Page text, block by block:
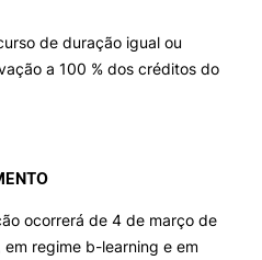
de duração igual ou
a 100 % dos créditos do
ocorrerá de 4 de março de
regime b-learning e em